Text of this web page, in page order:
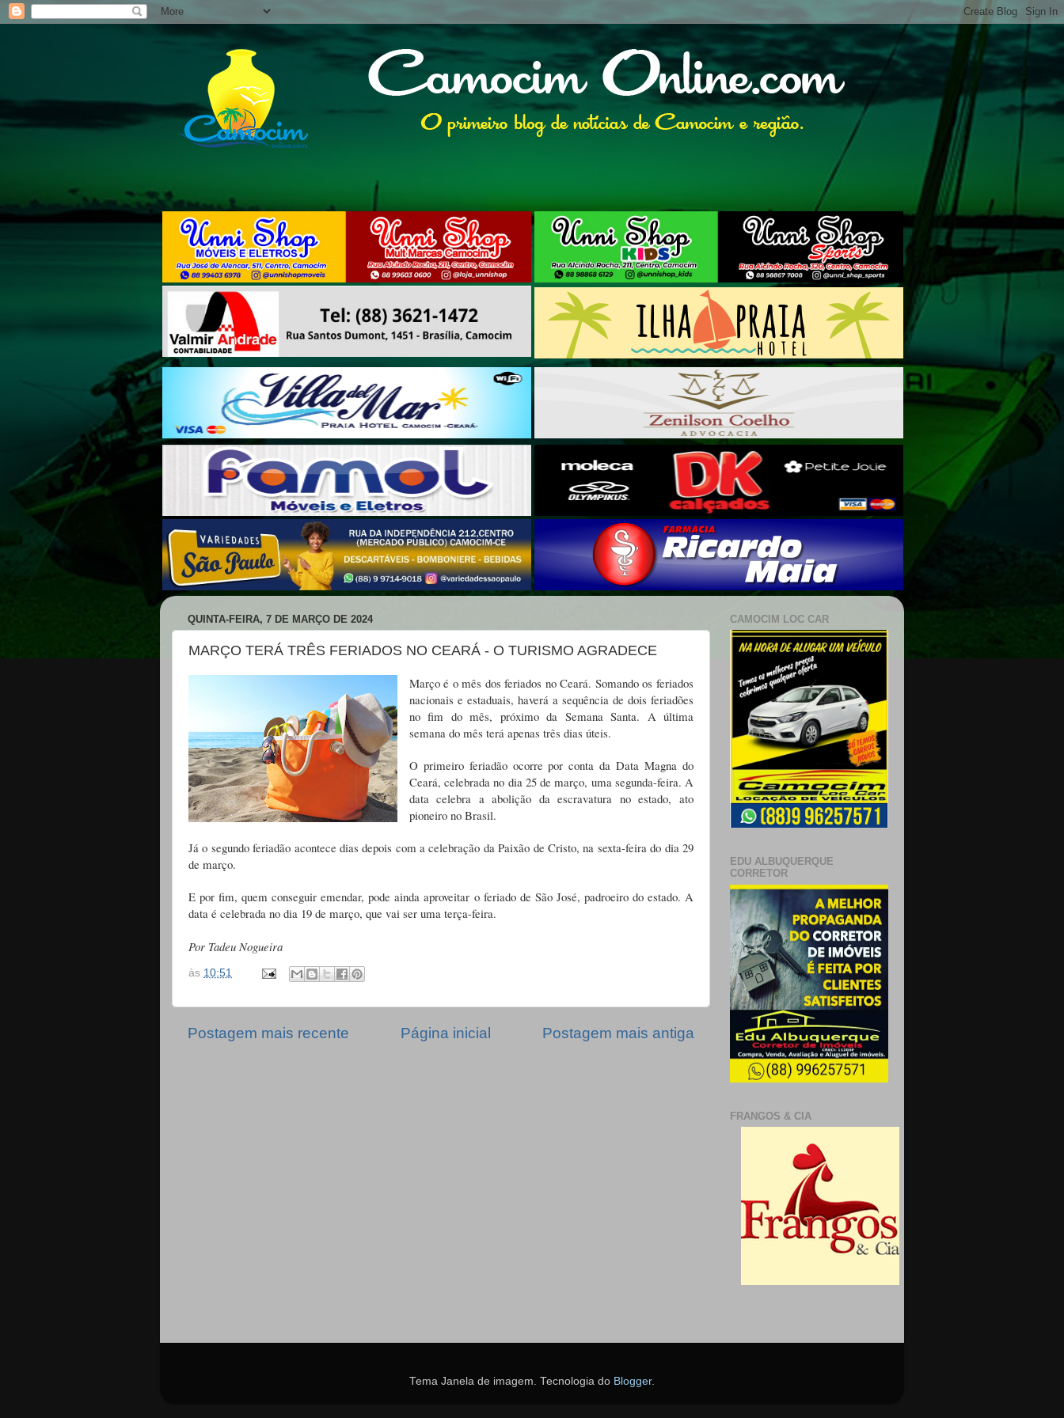
QUINTA-FEIRA, 7 DE MARÇO DE 2024
MARÇO TERÁ TRÊS FERIADOS NO CEARÁ - O TURISMO AGRADECE
Março é o mês dos feriados no Ceará. Somando os feriados
nacionais e estaduais, haverá a sequência de dois feriadões
no fim do mês, próximo da Semana Santa. A última
semana do mês terá apenas três dias úteis.
O primeiro feriadão ocorre por conta da Data Magna do
Ceará, celebrada no dia 25 de março, uma segunda-feira. A
data celebra a abolição da escravatura no estado, ato
pioneiro no Brasil.
Já o segundo feriadão acontece dias depois com a celebração da Paixão de Cristo, na sexta-feira do dia 29
de março.
E por fim, quem conseguir emendar, pode ainda aproveitar o feriado de São José, padroeiro do estado. A
data é celebrada no dia 19 de março, que vai ser uma terça-feira.
Por Tadeu Nogueira
às 10:51
Postagem mais recente Postagem mais antiga
Página inicial
CAMOCIM LOC CAR
EDU ALBUQUERQUE
CORRETOR
FRANGOS & CIA
Tema Janela de imagem. Tecnologia do Blogger.